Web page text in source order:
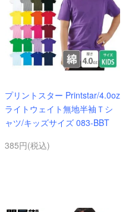
プリントスター Printstar/4.0oz
ライトウェイト無地半袖Ｔシ
ャツ/キッズサイズ 083-BBT
385円(税込)